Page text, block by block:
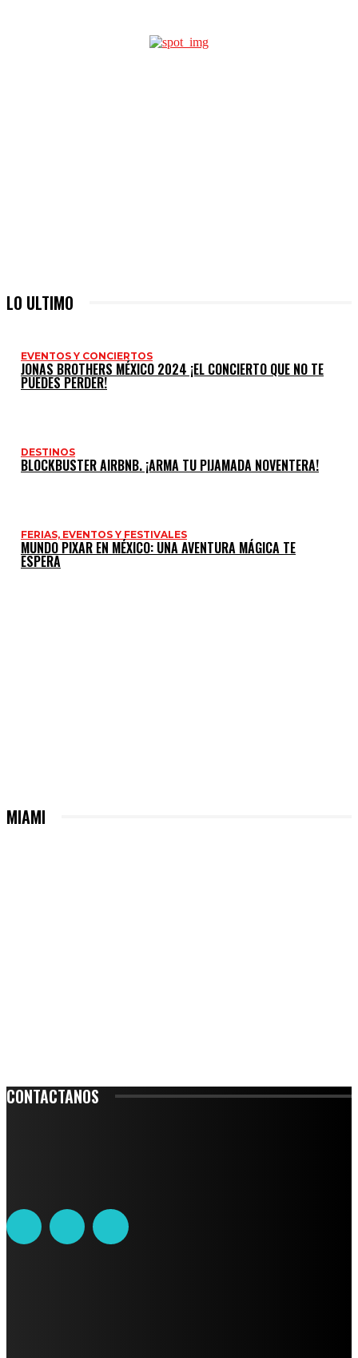
LO ULTIMO
EVENTOS Y CONCIERTOS
JONAS BROTHERS MÉXICO 2024 ¡EL CONCIERTO QUE NO TE
PUEDES PERDER!
DESTINOS
BLOCKBUSTER AIRBNB. ¡ARMA TU PIJAMADA NOVENTERA!
FERIAS, EVENTOS Y FESTIVALES
MUNDO PIXAR EN MÉXICO: UNA AVENTURA MÁGICA TE
ESPERA
MIAMI
CONTACTANOS